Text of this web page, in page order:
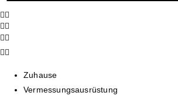
Zuhause
Vermessungsausrüstung